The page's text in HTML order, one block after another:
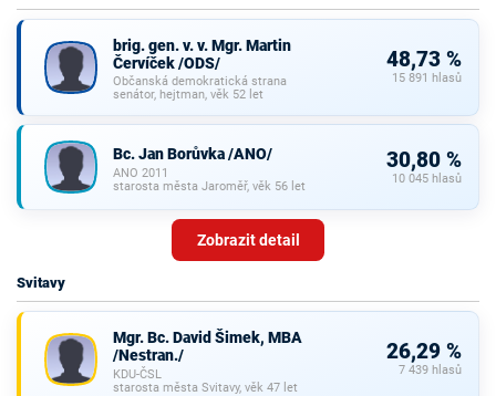
brig. gen. v. v. Mgr. Martin
Červíček /ODS/
Občanská demokratická strana
senátor, hejtman, věk 52 let
48,73 %
15 891 hlasů
Bc. Jan Borůvka /ANO/
ANO 2011
starosta města Jaroměř, věk 56 let
30,80 %
10 045 hlasů
Zobrazit detail
Svitavy
Mgr. Bc. David Šimek, MBA
/Nestran./
KDU-ČSL
starosta města Svitavy, věk 47 let
26,29 %
7 439 hlasů